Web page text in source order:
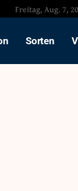
Freitag, Aug. 7,
Sorten